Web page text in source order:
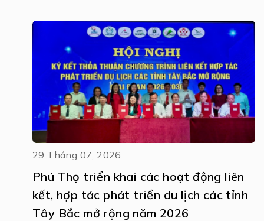
29 Tháng 07, 2026
Phú Thọ triển khai các hoạt động liên
kết, hợp tác phát triển du lịch các tỉnh
Tây Bắc mở rộng năm 2026